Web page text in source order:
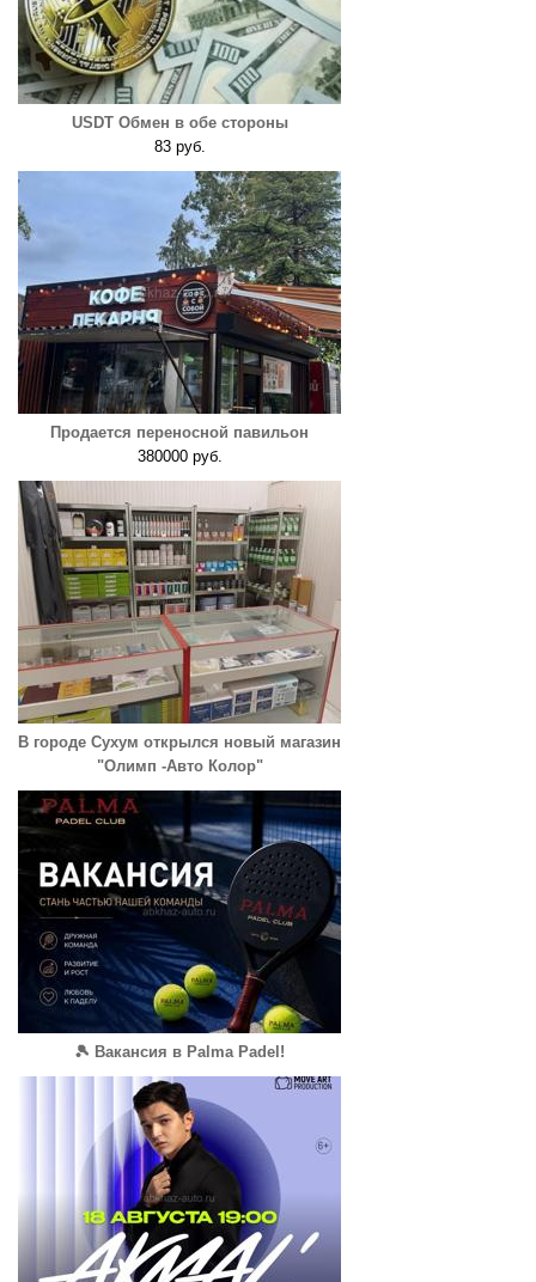
USDT Обмен в обе стороны
83 руб.
Продается переносной павильон
380000 руб.
В городе Сухум открылся новый магазин
"Олимп -Авто Колор"
🎾 Вакансия в Palma Padel!